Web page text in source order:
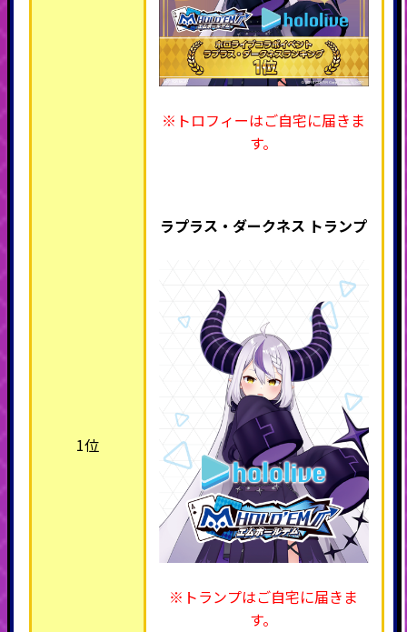
1位
※トロフィーはご自宅に届きま
す。
ラプラス・ダークネス トランプ
※トランプはご自宅に届きま
す。